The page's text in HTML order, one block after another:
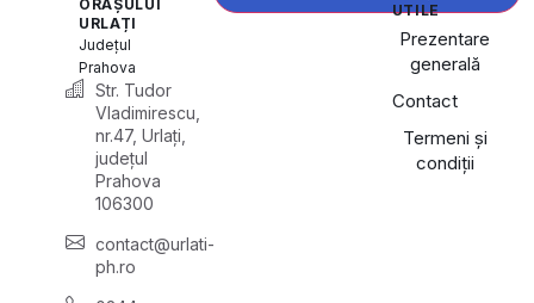
ORAȘULUI
URLAȚI
Județul
Prahova
Str. Tudor
Vladimirescu,
nr.47, Urlați,
județul
Prahova
106300
contact@urlati-
ph.ro
UTILE
Prezentare
generală
Contact
Termeni și
condiții